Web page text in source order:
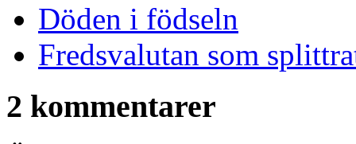
Döden i födseln
Fredsvalutan som
2 kommentarer